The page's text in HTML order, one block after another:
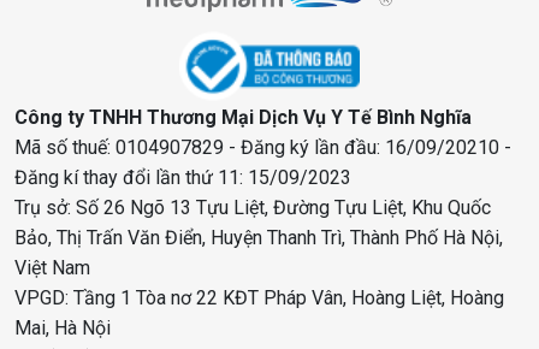
Công ty TNHH Thương Mại Dịch Vụ Y Tế Bình Nghĩa
Mã số thuế: 0104907829 - Đăng ký lần đầu: 16/09/20210 -
Đăng kí thay đổi lần thứ 11: 15/09/2023
Trụ sở: Số 26 Ngõ 13 Tựu Liệt, Đường Tựu Liệt, Khu Quốc
Bảo, Thị Trấn Văn Điển, Huyện Thanh Trì, Thành Phố Hà Nội,
Việt Nam
VPGD: Tầng 1 Tòa nơ 22 KĐT Pháp Vân, Hoàng Liệt, Hoàng
Mai, Hà Nội